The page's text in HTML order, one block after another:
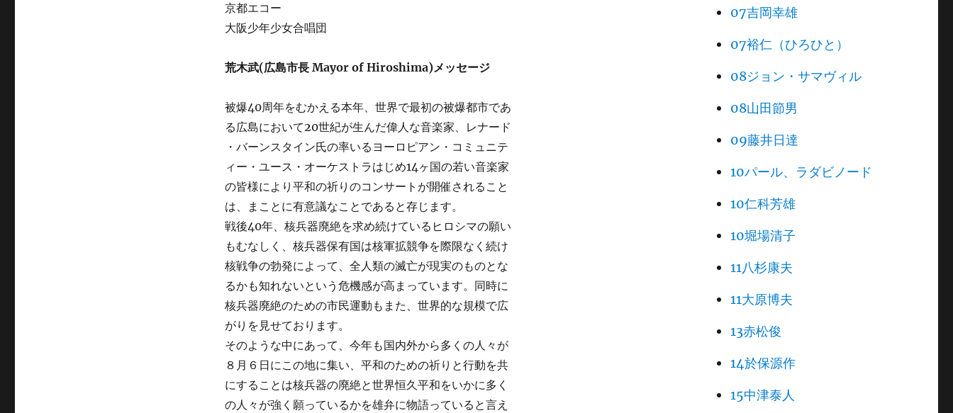
京都エコー
大阪少年少女合唱団
荒木武(広島市長 Mayor of Hiroshima)メッセージ
被爆40周年をむかえる本年、世界で最初の被爆都市であ
る広島において20世紀が生んだ偉人な音楽家、レナード
・バーンスタイン氏の率いるヨーロピアン・コミュニテ
ィー・ユース・オーケストラはじめ14ヶ国の若い音楽家
の皆様により平和の祈りのコンサートが開催されること
は、まことに有意議なことであると存じます。
戦後40年、核兵器廃絶を求め続けているヒロシマの願い
もむなしく、核兵器保有国は核軍拡競争を際限なく続け
核戦争の勃発によって、全人類の滅亡が現実のものとな
るかも知れないという危機感が高まっています。同時に
核兵器廃絶のための市民運動もまた、世界的な規模で広
がりを見せております。
そのような中にあって、今年も国内外から多くの人々が
８月６日にこの地に集い、平和のための祈りと行動を共
にすることは核兵器の廃絶と世界恒久平和をいかに多く
の人々が強く願っているかを雄弁に物語っていると言え
07吉岡幸雄
07裕仁（ひろひと）
08ジョン・サマヴィル
08山田節男
09藤井日達
10パール、ラダビノード
10仁科芳雄
10堀場清子
11八杉康夫
11大原博夫
13赤松俊
14於保源作
15中津泰人